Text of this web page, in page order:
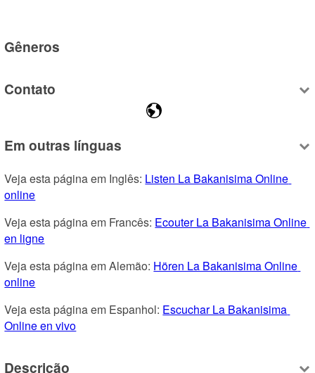
Gêneros
Contato
Em outras línguas
Veja esta página em Inglês: Listen La Bakanisima Online
online
Veja esta página em Francês: Ecouter La Bakanisima Online
en ligne
Veja esta página em Alemão: Hören La Bakanisima Online
online
Veja esta página em Espanhol: Escuchar La Bakanisima
Online en vivo
Descrição